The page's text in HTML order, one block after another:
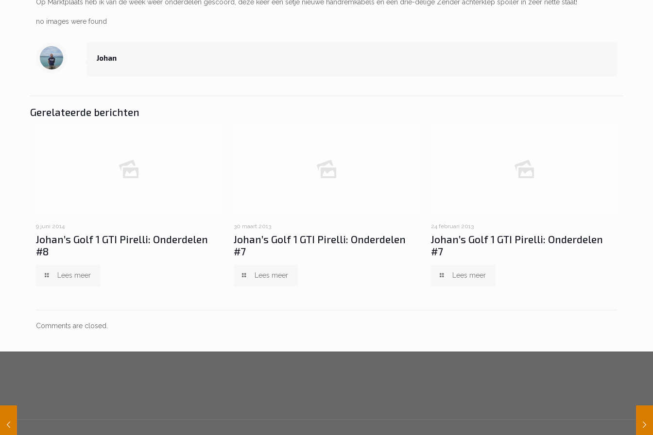
Op Marktplaats heb ik van de week weer onderdelen gescoord, deze keer een setje nieuwe handremkabels en een drie-delige Zender achterklep spoiler in zeer nette staat!
no images were found
Johan
Gerelateerde berichten
9 juni 2014
Johan’s Golf 1 GTI Pirelli: Onderdelen
#8
Lees meer
30 maart 2013
Johan’s Golf 1 GTI Pirelli: Onderdelen
#7
Lees meer
24 februari 2013
Johan’s Golf 1 GTI Pirelli: Onderdelen
#7
Lees meer
Comments are closed.